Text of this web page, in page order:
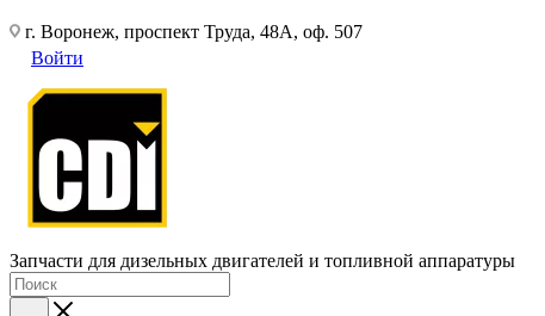
г. Воронеж, проспект Труда, 48А, оф. 507
Войти
Запчасти для дизельных двигателей и топливной аппаратуры